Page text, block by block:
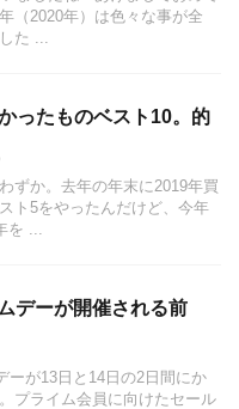
（2020年）は色々な事が全
た ...
ったものベスト10。的
ずか。去年の年末に2019年買
ト5をやったんだけど、今年
を ...
デーが開催される前
ーが13日と14日の2日間にか
プライム会員に向けたセール